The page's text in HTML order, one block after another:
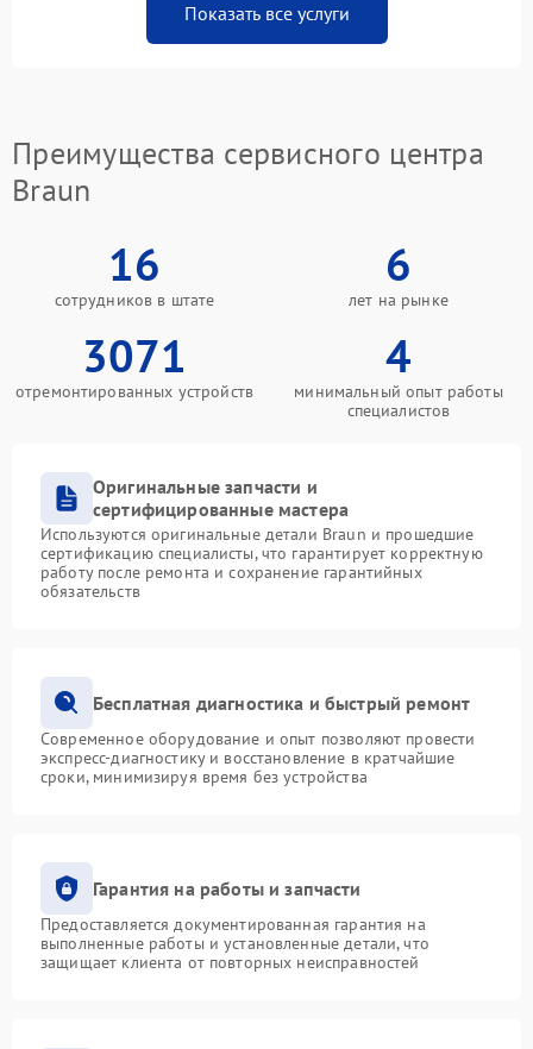
Показать все услуги
Преимущества сервисного центра
Braun
16
сотрудников в штате
6
лет на рынке
3071
отремонтированных устройств
4
минимальный опыт работы
специалистов
Оригинальные запчасти и
сертифицированные мастера
Используются оригинальные детали Braun и прошедшие
сертификацию специалисты, что гарантирует корректную
работу после ремонта и сохранение гарантийных
обязательств
Бесплатная диагностика и быстрый ремонт
Современное оборудование и опыт позволяют провести
экспресс-диагностику и восстановление в кратчайшие
сроки, минимизируя время без устройства
Гарантия на работы и запчасти
Предоставляется документированная гарантия на
выполненные работы и установленные детали, что
защищает клиента от повторных неисправностей